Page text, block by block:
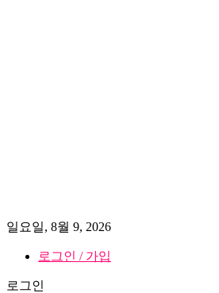
일요일, 8월 9, 2026
로그인 / 가입
로그인